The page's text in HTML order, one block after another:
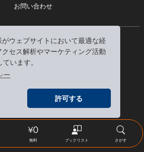
ウェブサイトにおいて最適な経
セス解析やマーケティング活動
います。
ー
許可する
お問い合わせ
© RRJ Inc.
ボン/きく本/きくほん/キクホン）は
社RRJの登録商標です。
無料 ブックリスト さがす